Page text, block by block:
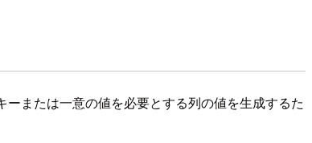
または一意の値を必要とする列の値を生成するた